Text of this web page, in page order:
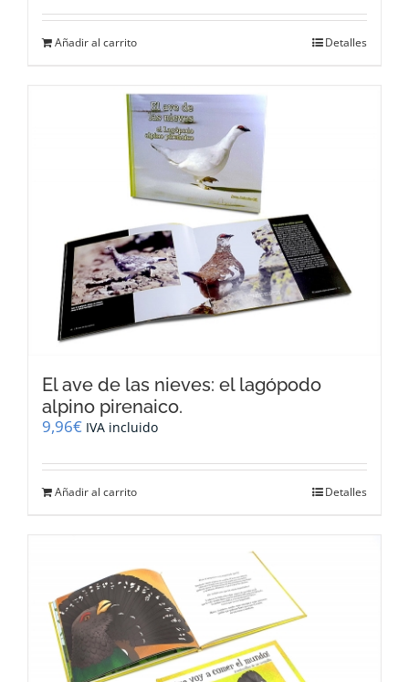
Añadir al carrito Detalles
El ave de las nieves: el lagópodo
alpino pirenaico.
9,96€ IVA incluido
Añadir al carrito Detalles